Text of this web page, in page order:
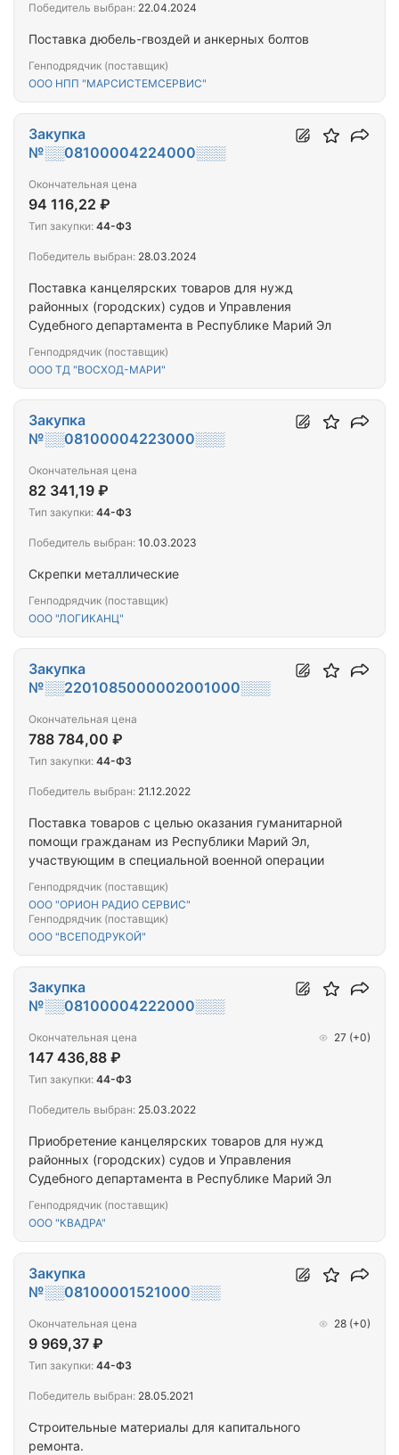
Поставка дюбель-гвоздей и анкерных болтов
Генподрядчик (поставщик)
ООО НПП "МАРСИСТЕМСЕРВИС"
Победитель выбран: 22.04.2024
Поставка канцелярских товаров для нужд
районных (городских) судов и Управления
Судебного департамента в Республике Марий Эл
Генподрядчик (поставщик)
ООО ТД "ВОСХОД-МАРИ"
Закупка
№░░08100004224000░░░
Окончательная цена
94 116,22 ₽
Тип закупки: 44-ФЗ
Победитель выбран: 28.03.2024
Скрепки металлические
Генподрядчик (поставщик)
ООО "ЛОГИКАНЦ"
Закупка
№░░08100004223000░░░
Окончательная цена
82 341,19 ₽
Тип закупки: 44-ФЗ
Победитель выбран: 10.03.2023
Поставка товаров с целью оказания гуманитарной
помощи гражданам из Республики Марий Эл,
участвующим в специальной военной операции
Генподрядчик (поставщик)
ООО "ОРИОН РАДИО СЕРВИС"
Генподрядчик (поставщик)
ООО "ВСЕПОДРУКОЙ"
Закупка
№░░2201085000002001000░░░
Окончательная цена
788 784,00 ₽
Тип закупки: 44-ФЗ
Победитель выбран: 21.12.2022
Приобретение канцелярских товаров для нужд
районных (городских) судов и Управления
Судебного департамента в Республике Марий Эл
Генподрядчик (поставщик)
ООО "КВАДРА"
Закупка
№░░08100004222000░░░
Окончательная цена
147 436,88 ₽
27 (+0)
Тип закупки: 44-ФЗ
Победитель выбран: 25.03.2022
Строительные материалы для капитального
ремонта.
Закупка
№░░08100001521000░░░
Окончательная цена
9 969,37 ₽
28 (+0)
Тип закупки: 44-ФЗ
Победитель выбран: 28.05.2021